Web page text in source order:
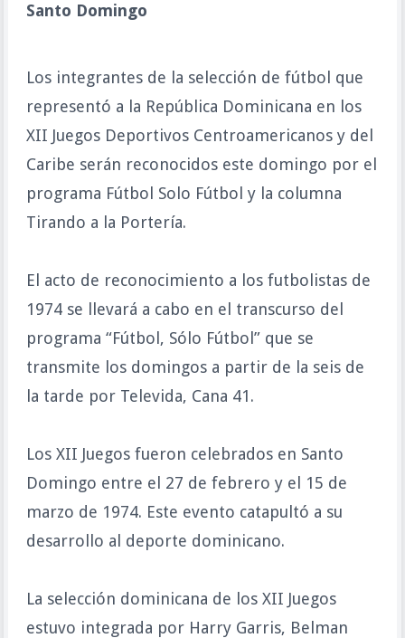
Santo Domingo
Los integrantes de la selección de fútbol que
representó a la República Dominicana en los
XII Juegos Deportivos Centroamericanos y del
Caribe serán reconocidos este domingo por el
programa Fútbol Solo Fútbol y la columna
Tirando a la Portería.
El acto de reconocimiento a los futbolistas de
1974 se llevará a cabo en el transcurso del
programa “Fútbol, Sólo Fútbol” que se
transmite los domingos a partir de la seis de
la tarde por Televida, Cana 41.
Los XII Juegos fueron celebrados en Santo
Domingo entre el 27 de febrero y el 15 de
marzo de 1974. Este evento catapultó a su
desarrollo al deporte dominicano.
La selección dominicana de los XII Juegos
estuvo integrada por Harry Garris, Belman